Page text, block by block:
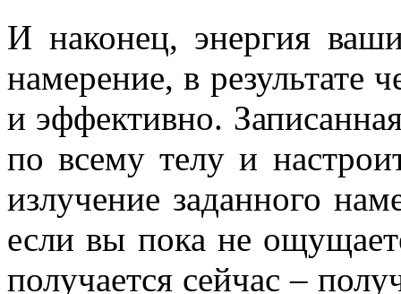
И наконец, энергия
намерение, в результате
и эффективно.
по всему телу и
излучение заданного
если вы пока не
получается сейчас –